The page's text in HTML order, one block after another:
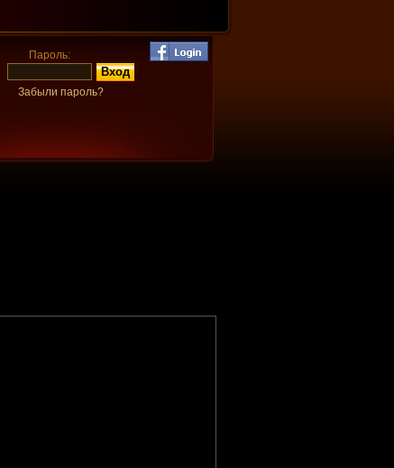
Пароль:
Забыли пароль?